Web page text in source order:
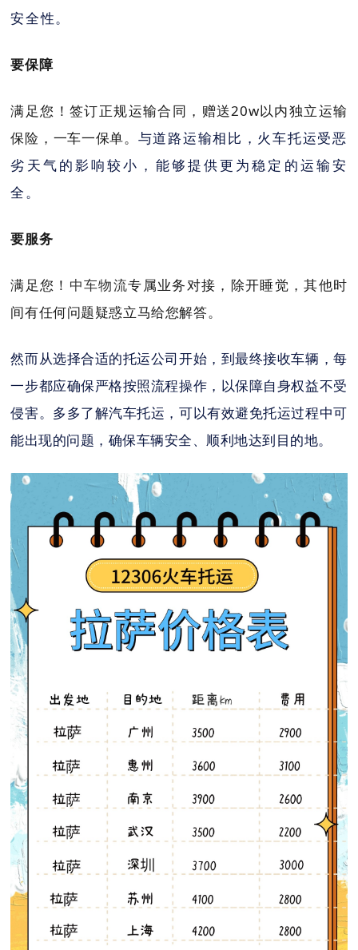
安全性。
要保障
满足您！签订正规运输合同，赠送20w以内独立运输
保险，一车一保单。 与道路运输相比，火车托运受恶
劣天气的影响较小，能够提供更为稳定的运输安
全。
要服务
满足您！ 中车物流专属业务对接， 除开睡觉，其他时
间有任何问题疑惑立马给您解答。
然而从选择合适的托运公司开始，到最终接收车辆，每
一步都应确保严格按照流程操作，以保障自身权益不受
侵害。多多了解汽车托运，可以有效避免托运过程中可
能出现的问题，确保车辆安全、顺利地达到目的地。